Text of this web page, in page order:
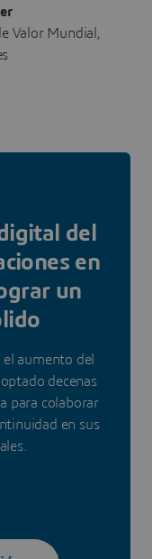
Valor Mundial,
del
en
un
aumento del
decenas
para colaborar
en sus